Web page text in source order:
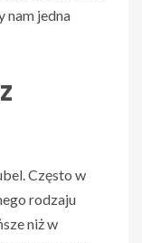
nam jedna
Często w
rodzaju
niż w